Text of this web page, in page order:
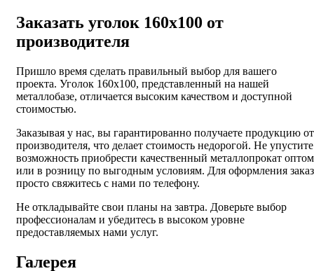
Заказать уголок 160х100 от
производителя
Пришло время сделать правильный выбор для вашего
проекта. Уголок 160х100, представленный на нашей
металлобазе, отличается высоким качеством и доступной
стоимостью.
Заказывая у нас, вы гарантированно получаете продукцию от
производителя, что делает стоимость недорогой. Не упустите
возможность приобрести качественный металлопрокат оптом
или в розницу по выгодным условиям. Для оформления
просто свяжитесь с нами по телефону.
Не откладывайте свои планы на завтра. Доверьте выбор
профессионалам и убедитесь в высоком уровне
предоставляемых нами услуг.
Галерея